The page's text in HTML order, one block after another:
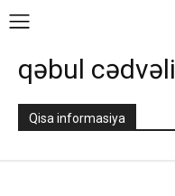
qəbul cədvəli
Qisa informasiya